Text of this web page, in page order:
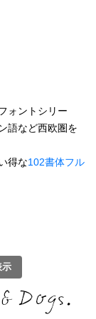
ック
体
亭流
ン毛筆
ォントシリー
語など西欧圏を
得な102書体フル
示